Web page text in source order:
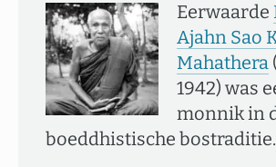
Eerwaarde
Ajahn Sao
Mahathera
1942) was
monnik in
boeddhistische bostraditie.